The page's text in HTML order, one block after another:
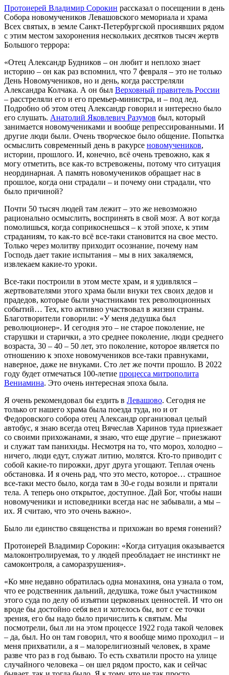
Протоиерей Владимир Сорокин рассказал о посещении в день
Собора новомучеников Левашовского мемориала и храма
Всех святых, в земле Санкт-Петербургской просиявших рядом
с этим местом захоронения нескольких десятков тысяч жертв
Большого террора:
«Отец Александр Будников – он любит и неплохо знает
историю – он как раз вспомнил, что 7 февраля – это не только
День Новомучеников, но и день, когда расстреляли
Александра Колчака. А он был Верховный правитель России
– расстреляли его и его премьер-министра, и – под лед.
Подробно об этом отец Александр говорил и интересно было
его слушать. Анатолий Яковлевич Разумов был, который
занимается новомучениками и вообще репрессированными. И
другие люди были. Очень творческое было общение. Попытка
осмыслить современный день в ракурсе новомучеников,
истории, прошлого. И, конечно, всё очень тревожно, как я
могу отметить, все как-то встревожены, потому что ситуация
неординарная. А память новомучеников обращает нас в
прошлое, когда они страдали – и почему они страдали, что
было причиной?
Почти 50 тысяч людей там лежит – это же невозможно
рационально осмыслить, воспринять в свой мозг. А вот когда
помолишься, когда соприкоснешься – к этой эпохе, к этим
страданиям, то как-то всё все-таки становится на свое место.
Только через молитву приходит осознание, почему нам
Господь дает такие испытания – мы в них закаляемся,
извлекаем какие-то уроки.
Все-таки построили в этом месте храм, и я удивлялся –
жертвователями этого храма были внуки тех своих дедов и
прадедов, которые были участниками тех революционных
событий… Тех, кто активно участвовал в жизни страны.
Благотворители говорили: «У меня дедушка был
революционер». И сегодня это – не старое поколение, не
старушки и старички, а это среднее поколение, люди среднего
возраста, 30 – 40 – 50 лет, это поколение, которое является по
отношению к эпохе новомучеников все-таки правнуками,
наверное, даже не внуками. Сто лет же почти прошло. В 2022
году будет отмечаться 100-летие процесса митрополита
Вениамина. Это очень интересная эпоха была.
Я очень рекомендовал бы ездить в Левашово. Сегодня не
только от нашего храма была поезда туда, но и от
Федоровского собора отец Александр организовал целый
автобус, я знаю всегда отец Вячеслав Харинов туда приезжает
со своими прихожанами, я знаю, что еще другие – приезжают
и служат там панихиды. Несмотря на то, что мороз, холодно –
ничего, люди едут, служат литию, молятся. Кто-то приводит с
собой какие-то пирожки, друг друга угощают. Теплая очень
обстановка. И я очень рад, что это место, которое… страшное
все-таки место было, когда там в 30-е годы возили и прятали
тела. А теперь оно открытое, доступное. Дай Бог, чтобы наши
новомученики и исповедники всегда нас не забывали, а мы –
их. Я считаю, что это очень важно».
Было ли единство священства и прихожан во время гонений?
Протоиерей Владимир Сорокин: «Когда ситуация оказывается
малоконтролируемая, то у людей преобладает не инстинкт не
самоконтроля, а саморазрушения».
«Ко мне недавно обратилась одна монахиня, она узнала о том,
что ее родственник дальний, дедушка, тоже был участником
этого суда по делу об изъятии церковных ценностей. И что он
вроде бы достойно себя вел и хотелось бы, вот с ее точки
зрения, его бы надо было причислить к святым. Мы
посмотрели, был ли на этом процессе 1922 года такой человек
– да, был. Но он там говорил, что я вообще мимо проходил – и
меня прихватили, а я – малорелигиозный человек, в храме
разве что раз в год бываю. То есть схватили просто на улице
случайного человека – он шел рядом просто, как и сейчас